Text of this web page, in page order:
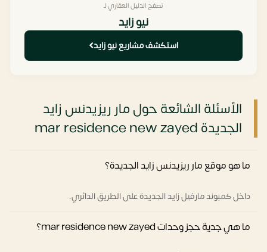
تصفح الدليل العقاري لـ
نيو زايد
استكشف مشاريع نيو زايد
الأسئلة الشائعة حول مار ريزيدنس زايد
الجديدة mar residence new zayed
ما هو موقع مار ريزيدنس زايد الجديدة؟
داخل كمبوند مارفيل زايد الجديدة على الطريق الدائري.
ما هي جدية حجز وحدات mar residence new zayed؟